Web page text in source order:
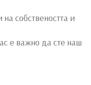
собствеността и
е важно да сте наш